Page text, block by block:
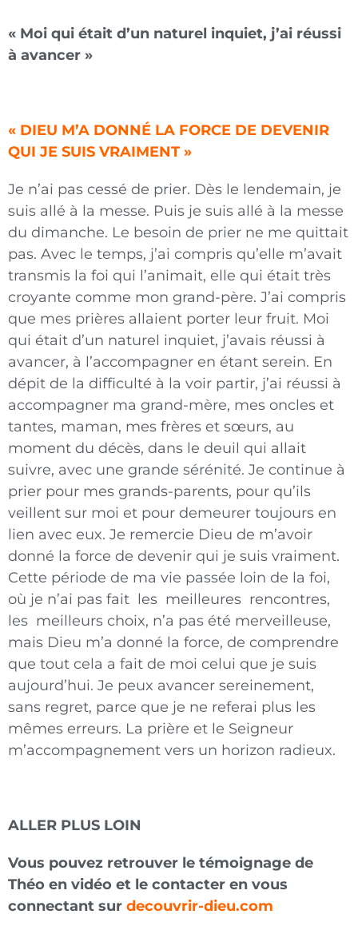
« Moi qui était d’un naturel inquiet, j’ai réussi
à avancer »
« DIEU M’A DONNÉ LA FORCE DE DEVENIR
QUI JE SUIS VRAIMENT »
Je n’ai pas cessé de prier. Dès le lendemain, je
suis allé à la messe. Puis je suis allé à la messe
du dimanche. Le besoin de prier ne me quittait
pas. Avec le temps, j’ai compris qu’elle m’avait
transmis la foi qui l’animait, elle qui était très
croyante comme mon grand-père. J’ai compris
que mes prières allaient porter leur fruit. Moi
qui était d’un naturel inquiet, j’avais réussi à
avancer, à l’accompagner en étant serein. En
dépit de la difficulté à la voir partir, j’ai réussi à
accompagner ma grand-mère, mes oncles et
tantes, maman, mes frères et sœurs, au
moment du décès, dans le deuil qui allait
suivre, avec une grande sérénité. Je continue à
prier pour mes grands-parents, pour qu’ils
veillent sur moi et pour demeurer toujours en
lien avec eux. Je remercie Dieu de m’avoir
donné la force de devenir qui je suis vraiment.
Cette période de ma vie passée loin de la foi,
où je n’ai pas fait les meilleures rencontres,
les meilleurs choix, n’a pas été merveilleuse,
mais Dieu m’a donné la force, de comprendre
que tout cela a fait de moi celui que je suis
aujourd’hui. Je peux avancer sereinement,
sans regret, parce que je ne referai plus les
mêmes erreurs. La prière et le Seigneur
m’accompagnement vers un horizon radieux.
ALLER PLUS LOIN
Vous pouvez retrouver le témoignage de
Théo en vidéo et le contacter en vous
connectant sur decouvrir-dieu.com